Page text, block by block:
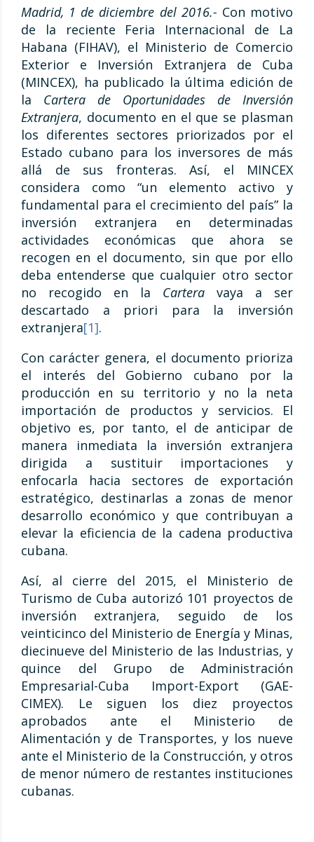
Madrid, 1 de diciembre del 2016.- Con motivo
de la reciente Feria Internacional de La
Habana (FIHAV), el Ministerio de Comercio
Exterior e Inversión Extranjera de Cuba
(MINCEX), ha publicado la última edición de
la Cartera de Oportunidades de Inversión
Extranjera, documento en el que se plasman
los diferentes sectores priorizados por el
Estado cubano para los inversores de más
allá de sus fronteras. Así, el MINCEX
considera como “un elemento activo y
fundamental para el crecimiento del país” la
inversión extranjera en determinadas
actividades económicas que ahora se
recogen en el documento, sin que por ello
deba entenderse que cualquier otro sector
no recogido en la Cartera vaya a ser
descartado a priori para la inversión
extranjera[1].
Con carácter genera, el documento prioriza
el interés del Gobierno cubano por la
producción en su territorio y no la neta
importación de productos y servicios. El
objetivo es, por tanto, el de anticipar de
manera inmediata la inversión extranjera
dirigida a sustituir importaciones y
enfocarla hacia sectores de exportación
estratégico, destinarlas a zonas de menor
desarrollo económico y que contribuyan a
elevar la eficiencia de la cadena productiva
cubana.
Así, al cierre del 2015, el Ministerio de
Turismo de Cuba autorizó 101 proyectos de
inversión extranjera, seguido de los
veinticinco del Ministerio de Energía y Minas,
diecinueve del Ministerio de las Industrias, y
quince del Grupo de Administración
Empresarial-Cuba Import-Export (GAE-
CIMEX). Le siguen los diez proyectos
aprobados ante el Ministerio de
Alimentación y de Transportes, y los nueve
ante el Ministerio de la Construcción, y otros
de menor número de restantes instituciones
cubanas.